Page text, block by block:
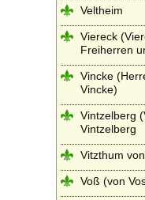
Veltheim
Viereck
Freiherren
Vincke
Vincke)
Vintzelberg
Vintzelberg
Vitzthum
Voß (von